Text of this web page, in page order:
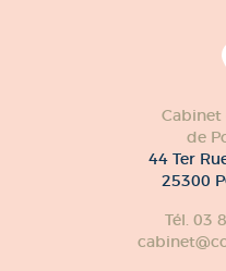
de
44 Ter
25300
Tél. 03